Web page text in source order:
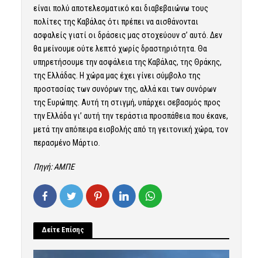
είναι πολύ αποτελεσματικό και διαβεβαιώνω τους
πολίτες της Καβάλας ότι πρέπει να αισθάνονται
ασφαλείς γιατί οι δράσεις μας στοχεύουν σ’ αυτό. Δεν
θα μείνουμε ούτε λεπτό χωρίς δραστηριότητα. Θα
υπηρετήσουμε την ασφάλεια της Καβάλας, της Θράκης,
της Ελλάδας. Η χώρα μας έχει γίνει σύμβολο της
προστασίας των συνόρων της, αλλά και των συνόρων
της Ευρώπης. Αυτή τη στιγμή, υπάρχει σεβασμός προς
την Ελλάδα γι’ αυτή την τεράστια προσπάθεια που έκανε,
μετά την απόπειρα εισβολής από τη γειτονική χώρα, τον
περασμένο Μάρτιο.
Πηγή: ΑΜΠΕ
Δείτε Επίσης